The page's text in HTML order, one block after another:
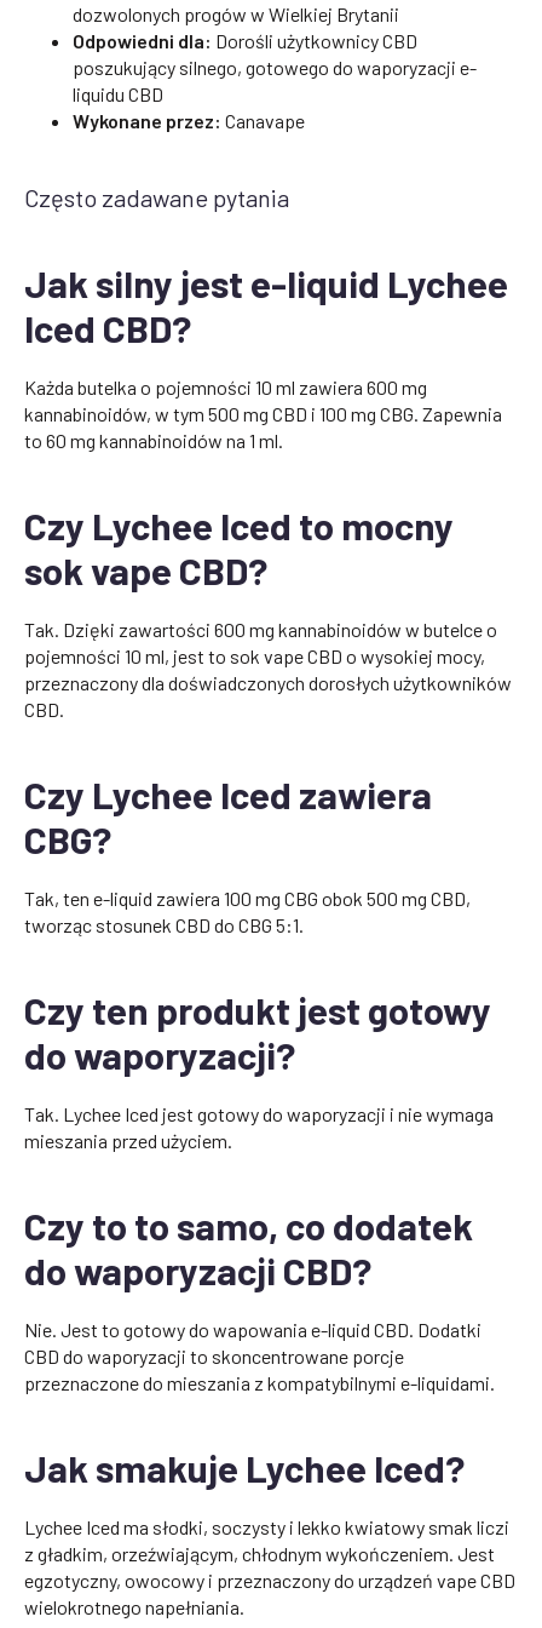
dozwolonych progów w Wielkiej Brytanii
Odpowiedni dla: Dorośli użytkownicy CBD
poszukujący silnego, gotowego do waporyzacji e-
liquidu CBD
Wykonane przez: Canavape
Często zadawane pytania
Jak silny jest e-liquid Lychee
Iced CBD?
Każda butelka o pojemności 10 ml zawiera 600 mg
kannabinoidów, w tym 500 mg CBD i 100 mg CBG. Zapewnia
to 60 mg kannabinoidów na 1 ml.
Czy Lychee Iced to mocny
sok vape CBD?
Tak. Dzięki zawartości 600 mg kannabinoidów w butelce o
pojemności 10 ml, jest to sok vape CBD o wysokiej mocy,
przeznaczony dla doświadczonych dorosłych użytkowników
CBD.
Czy Lychee Iced zawiera
CBG?
Tak, ten e-liquid zawiera 100 mg CBG obok 500 mg CBD,
tworząc stosunek CBD do CBG 5:1.
Czy ten produkt jest gotowy
do waporyzacji?
Tak. Lychee Iced jest gotowy do waporyzacji i nie wymaga
mieszania przed użyciem.
Czy to to samo, co dodatek
do waporyzacji CBD?
Nie. Jest to gotowy do wapowania e-liquid CBD. Dodatki
CBD do waporyzacji to skoncentrowane porcje
przeznaczone do mieszania z kompatybilnymi e-liquidami.
Jak smakuje Lychee Iced?
Lychee Iced ma słodki, soczysty i lekko kwiatowy smak liczi
z gładkim, orzeźwiającym, chłodnym wykończeniem. Jest
egzotyczny, owocowy i przeznaczony do urządzeń vape CBD
wielokrotnego napełniania.